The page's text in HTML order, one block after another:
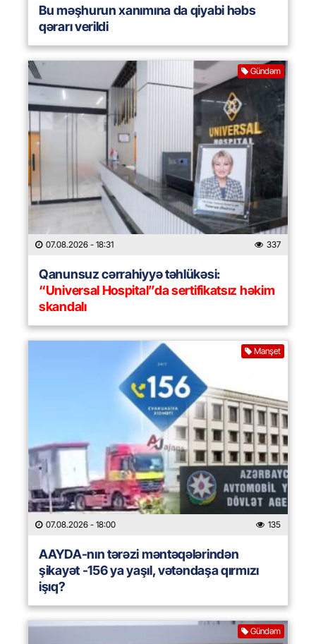
Bu məşhurun xanımına da qiyabi həbs
qərarı verildi
Gündəm
07.08.2026 - 18:31 337
Qanunsuz cərrahiyyə təhlükəsi:
“Universal Hospital”da sertifikatsız həkim
skandalı
Manşet
07.08.2026 - 18:00 135
AAYDA-nın tərəzi məntəqələrindən
şikayət -156 ya yaşıl, vətəndaşa qırmızı
işıq?
Gündəm